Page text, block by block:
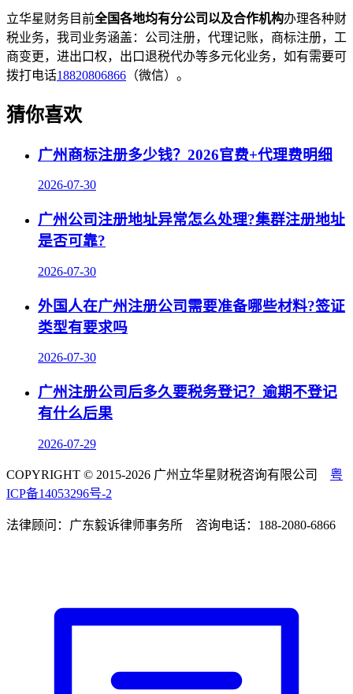
立华星财务目前全国各地均有分公司以及合作机构办理各种财
税业务，我司业务涵盖：公司注册，代理记账，商标注册，工
商变更，进出口权，出口退税代办等多元化业务，如有需要可
拨打电话18820806866 （微信）。
猜你喜欢
广州商标注册多少钱？2026官费+代理费明细
2026-07-30
广州公司注册地址异常怎么处理?集群注册地址
是否可靠?
2026-07-30
外国人在广州注册公司需要准备哪些材料?签证
类型有要求吗
2026-07-30
广州注册公司后多久要税务登记？逾期不登记
有什么后果
2026-07-29
COPYRIGHT © 2015-2026 广州立华星财税咨询有限公司 粤
ICP备14053296号-2
法律顾问：广东毅诉律师事务所 咨询电话：188-2080-6866